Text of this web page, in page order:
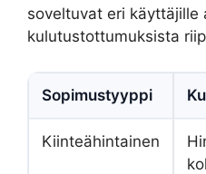
soveltuvat eri käyttäjille
kulutustottumuksista
Sopimustyyppi
Kiinteähintainen